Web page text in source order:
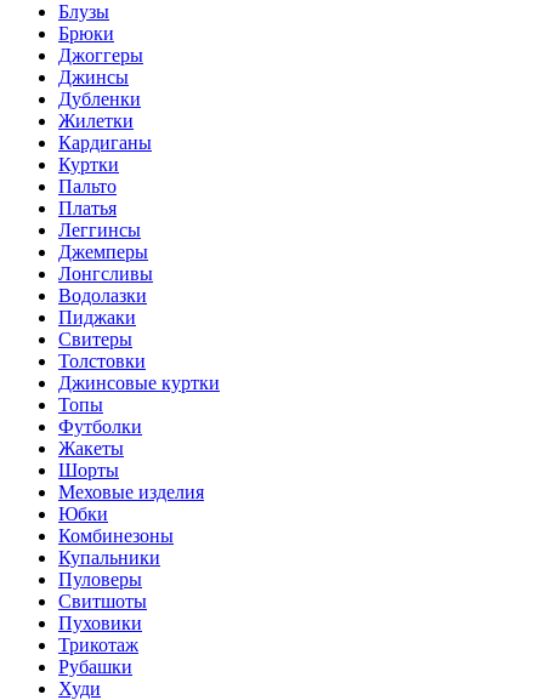
Блузы
Брюки
Джоггеры
Джинсы
Дубленки
Жилетки
Кардиганы
Куртки
Пальто
Платья
Леггинсы
Джемперы
Лонгсливы
Водолазки
Пиджаки
Свитеры
Толстовки
Джинсовые куртки
Топы
Футболки
Жакеты
Шорты
Меховые изделия
Юбки
Комбинезоны
Купальники
Пуловеры
Свитшоты
Пуховики
Трикотаж
Рубашки
Худи